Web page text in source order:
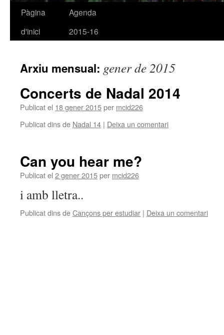
Vés
Pàgina
d'inici
Agenda
2015-16
Arxiu mensual: gener de 2015
Concerts de Nadal 2014
Publicat el 18 gener 2015per mcid226
Publicat dins de Nadal 14 | Deixa un comentari
Can you hear me?
Publicat el 2 gener 2015per mcid226
i amb lletra..
Publicat dins deCançons per estudiar | Deixa un comentari